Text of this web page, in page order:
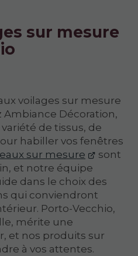
sur mesure
voilages sur mesure
Ambiance Décoration,
de tissus, de
habiller vos fenêtres
sur mesure
sont
et notre équipe
dans le choix des
qui conviendront
Porto-Vecchio,
mérite une
et nos produits sur
à vos attentes.